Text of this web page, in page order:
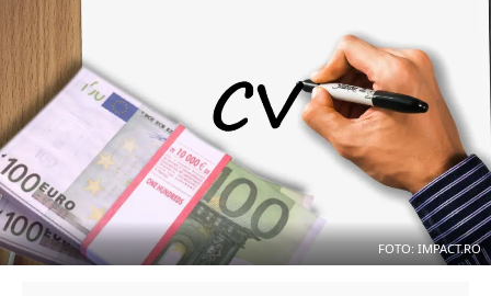
FOTO: IMPACT.RO